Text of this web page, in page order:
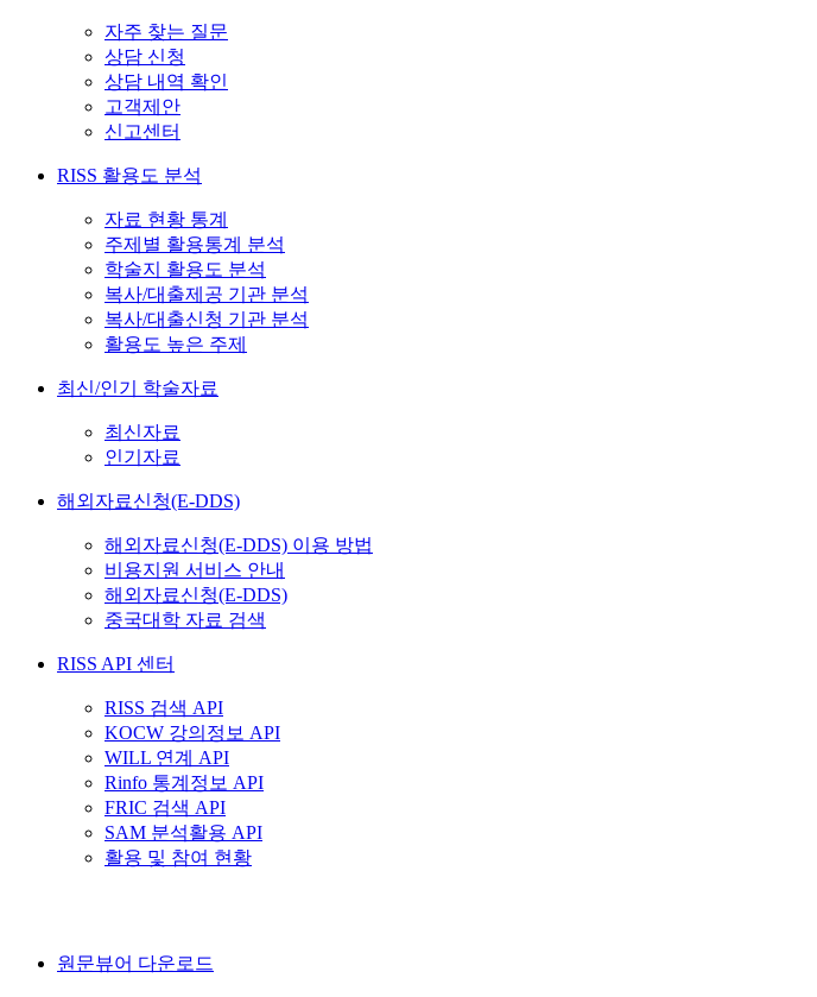
자주 찾는 질문
상담 신청
상담 내역 확인
고객제안
신고센터
RISS 활용도 분석
자료 현황 통계
주제별 활용통계 분석
학술지 활용도 분석
복사/대출제공 기관 분석
복사/대출신청 기관 분석
활용도 높은 주제
최신/인기 학술자료
최신자료
인기자료
해외자료신청(E-DDS)
해외자료신청(E-DDS) 이용 방법
비용지원 서비스 안내
해외자료신청(E-DDS)
중국대학 자료 검색
RISS API 센터
RISS 검색 API
KOCW 강의정보 API
WILL 연계 API
Rinfo 통계정보 API
FRIC 검색 API
SAM 분석활용 API
활용 및 참여 현황
원문뷰어 다운로드